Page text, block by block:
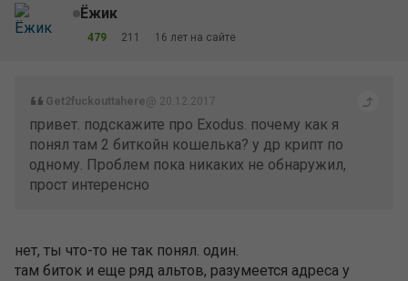
Ёжик
479 211 16 лет на сайте
Get2fuckouttahere@ 20.12.2017
привет. подскажите про Exodus. почему как я
понял там 2 биткойн кошелька? у др крипт по
одному. Проблем пока никаких не обнаружил,
прост интеренсно
нет, ты что-то не так понял. один.
там биток и еще ряд альтов, разумеется адреса у